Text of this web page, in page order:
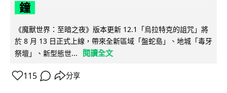
鐘
《魔獸世界：至暗之夜》版本更新 12.1「烏拉特克的詛咒」將
於 8 月 13 日正式上線，帶來全新區域「盤蛇島」、地城「毒牙
祭壇」、新型態世...
閱讀全文
115 分享